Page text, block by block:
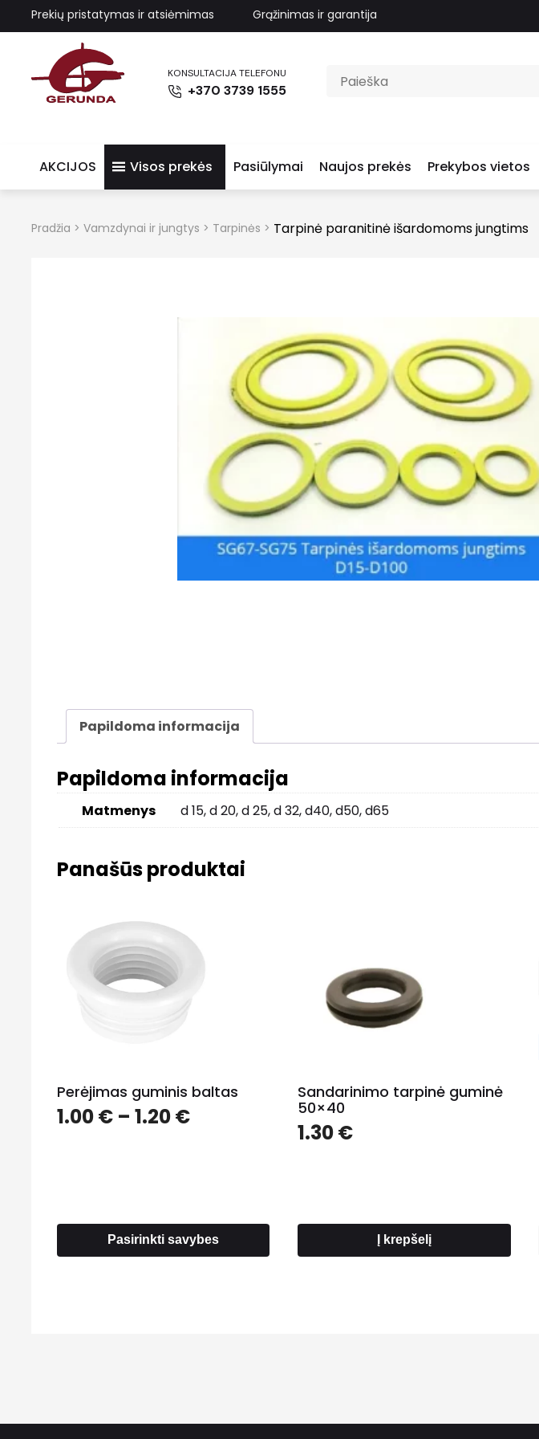
Prekių pristatymas ir atsiėmimas Grąžinimas ir garantija
KONSULTACIJA TELEFONU
+370 3739 1555
AKCIJOS Visos prekės Pasiūlymai Naujos prekės Prekybos vietos
Pradžia > Vamzdynai ir jungtys > Tarpinės > Tarpinė paranitinė išardomoms jungtims
Papildoma informacija
Papildoma informacija
Matmenys d 15, d 20, d 25, d 32, d40, d50, d65
Panašūs produktai
Perėjimas guminis baltas
1.00€ – 1.20€Price
Pasirinkti savybes
Sandarinimo tarpinė guminė
50×40
1.30€
Į krepšelį